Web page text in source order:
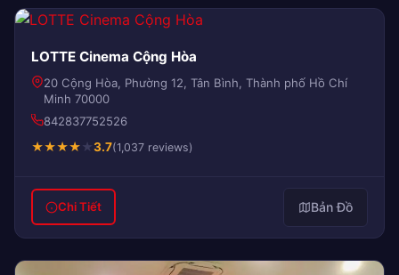
LOTTE Cinema Cộng Hòa
20 Cộng Hòa, Phường 12, Tân Bình, Thành phố Hồ Chí
Minh 70000
842837752526
★★★★★3.7(1,037 reviews)
Chi Tiết Bản Đồ